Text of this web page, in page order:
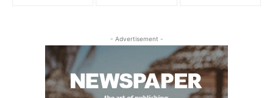
- Advertisement -